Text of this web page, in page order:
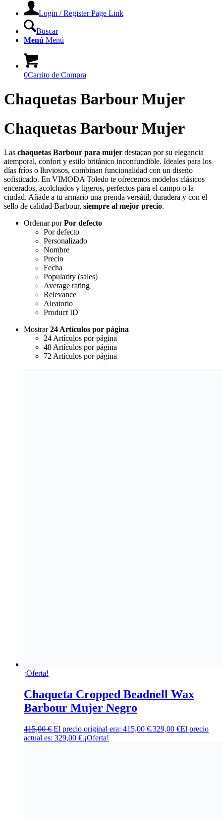
Login / Register Page Link
Buscar
Menú Menú
0Carrito de Compra
Chaquetas Barbour Mujer
Chaquetas Barbour Mujer
Las chaquetas Barbour para mujer destacan por su elegancia
atemporal, confort y estilo británico inconfundible. Ideales para los
días fríos o lluviosos, combinan funcionalidad con un diseño
sofisticado. En VIMODA Toledo te ofrecemos modelos clásicos
encerados, acolchados y ligeros, perfectos para el campo o la
ciudad. Añade a tu armario una prenda versátil, duradera y con el
sello de calidad Barbour, siempre al mejor precio.
Ordenar porPor defecto
Por defecto
Personalizado
Nombre
Precio
Fecha
Popularity (sales)
Average rating
Relevance
Aleatorio
Product ID
Mostrar24 Artículos por página
24 Artículos por página
48 Artículos por página
72 Artículos por página
¡Oferta!
Chaqueta Cropped Beadnell Wax
Barbour Mujer Negro
415,00€ El precio original era: 415,00 €.329,00 €El precio
actual es: 329,00 €.¡Oferta!